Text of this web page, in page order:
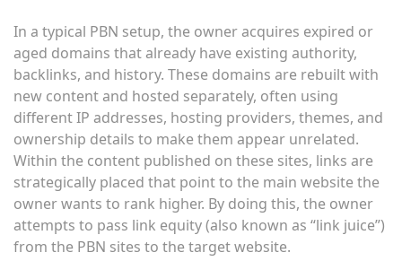
In a typical PBN setup, the owner acquires expired or
aged domains that already have existing authority,
backlinks, and history. These domains are rebuilt with
new content and hosted separately, often using
different IP addresses, hosting providers, themes, and
ownership details to make them appear unrelated.
Within the content published on these sites, links are
strategically placed that point to the main website the
owner wants to rank higher. By doing this, the owner
attempts to pass link equity (also known as “link juice”)
from the PBN sites to the target website.